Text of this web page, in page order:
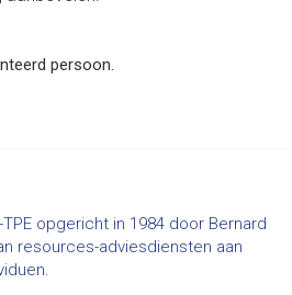
persoon.
opgericht in 1984 door Bernard
resources-adviesdiensten aan